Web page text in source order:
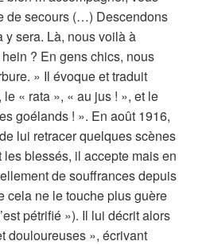
de secours (…) Descendons
y sera. Là, nous voilà à
hein ? En gens chics, nous
» Il évoque et traduit
le « rata », « au jus ! », et le
goélands ! ». En août 1916,
lui retracer quelques scènes
blessés, il accepte mais en
de souffrances depuis
cela ne le touche plus guère
pétrifié »). Il lui décrit alors
douloureuses », écrivant